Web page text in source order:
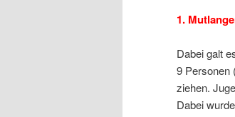
1.
Dabei galt
9 Personen
ziehen.
Dabei